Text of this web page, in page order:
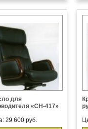
для
«CH-417»
29 600 руб.